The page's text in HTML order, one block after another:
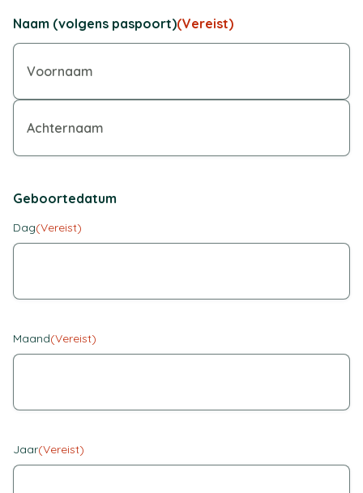
Naam (volgens paspoort)(Vereist)
Geboortedatum
Dag(Vereist)
Maand(Vereist)
Jaar(Vereist)